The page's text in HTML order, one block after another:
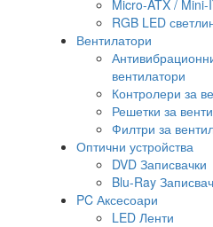
Micro-ATX / Mini-
RGB LED
Вентилатори
вентилатори
Контролери за
Решетки за
Филтри за
Оптични устройства
DVD Записвачки
Blu-Ray
PC Аксесоари
LED Ленти